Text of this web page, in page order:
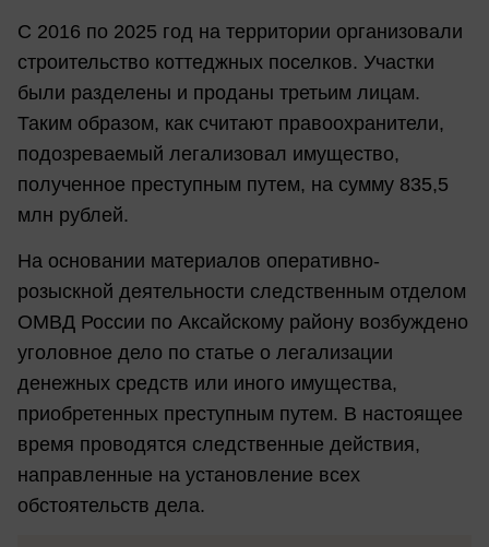
С 2016 по 2025 год на территории организовали
строительство коттеджных поселков. Участки
были разделены и проданы третьим лицам.
Таким образом, как считают правоохранители,
подозреваемый легализовал имущество,
полученное преступным путем, на сумму 835,5
млн рублей.
На основании материалов оперативно-
розыскной деятельности следственным отделом
ОМВД России по Аксайскому району возбуждено
уголовное дело по статье о легализации
денежных средств или иного имущества,
приобретенных преступным путем. В настоящее
время проводятся следственные действия,
направленные на установление всех
обстоятельств дела.